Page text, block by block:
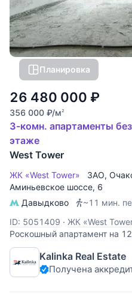
Планировка
26 480 000 ₽
356 000 ₽/м2
3-комн. апартаменты
этаже
West Tower
ЖК «West Tower» ЗАО,
Аминьевское шоссе, 6
Давыдково
~11 мин.
ID: 5051409 · ЖК «West
Роскошный апартамент на
комплекса West Tower. Этот
личного проживания или
доходностью. Панорамные
Kalinka Real Estate
Получена